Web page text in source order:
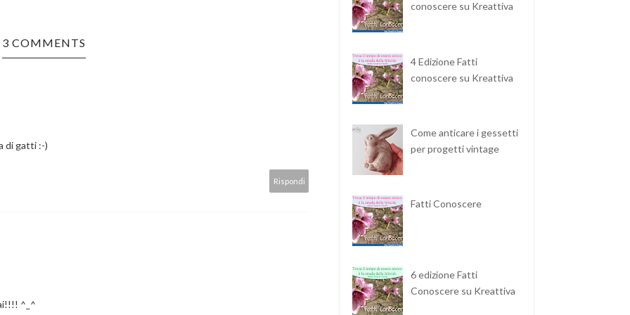
3 COMMENTS
di gatti :-)
Rispondi
^_^
conoscere su Kreattiva
4 Edizione Fatti
conoscere su Kreattiva
Come anticare i gessetti
per progetti vintage
Fatti Conoscere
6 edizione Fatti
Conoscere su Kreattiva